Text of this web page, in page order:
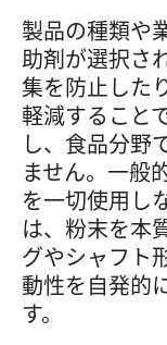
製品の種類や
助剤が選択さ
集を防止した
軽減すること
し、食品分野
ません。一般
を一切使用し
は、粉末を本
グやシャフト
動性を自発的
す。